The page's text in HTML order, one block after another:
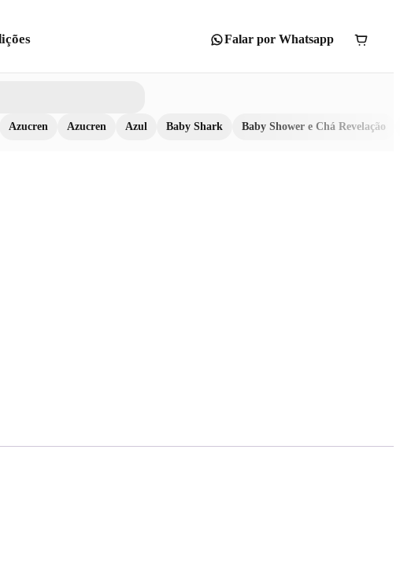
Falar por Whatsapp
Azucren Azucren Azul Baby Shark Baby Shower e Chá Revelação